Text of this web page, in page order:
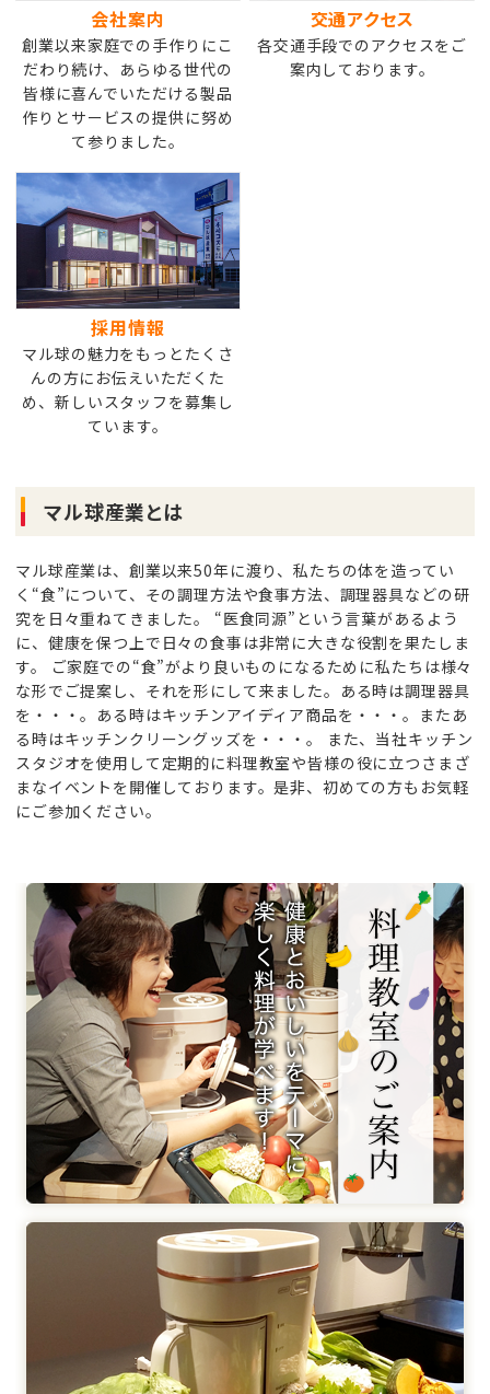
会社案内
創業以来家庭での手作りにこ
だわり続け、あらゆる世代の
皆様に喜んでいただける製品
作りとサービスの提供に努め
て参りました。
交通アクセス
各交通手段でのアクセスをご
案内しております。
採用情報
マル球の魅力をもっとたくさ
んの方にお伝えいただくた
め、新しいスタッフを募集し
ています。
マル球産業とは
マル球産業は、創業以来50年に渡り、私たちの体を造ってい
く“食”について、その調理方法や食事方法、調理器具などの研
究を日々重ねてきました。
“医食同源”という言葉があるよう
に、健康を保つ上で日々の食事は非常に大きな役割を果たしま
す。
ご家庭での“食”がより良いものになるために私たちは様々
な形でご提案し、それを形にして来ました。ある時は調理器具
を・・・。ある時はキッチンアイディア商品を・・・。またあ
る時はキッチンクリーングッズを・・・。
また、当社キッチン
スタジオを使用して定期的に料理教室や皆様の役に立つさまざ
まなイベントを開催しております。是非、初めての方もお気軽
にご参加ください。